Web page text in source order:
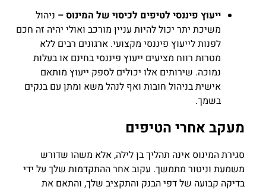
ייעוץ פיננסי לטיפים לכיסוי של המינוס – ניהול
משיכת יתר יכול להיות עניין מורכב ואולי יהיה זה חכם
לפנות לייעוץ פיננסי מקצועי. ארגונים רבים ללא
מטרות רווח מציעים ייעוץ פיננסי בחינם או בעלות
נמוכה. שירותים אלו יכולים לספק ייעוץ מותאם
אישית בניהול חובות ואף לנהל משא ומתן עם בנקים
בשמך.
מעקב אחרי הטיפים
סגירת המינוס אינה תהליך בן לילה, אלא משהו שדורש
משמעת וניטור מתמשך. עקוב אחר ההתקדמות שלך על ידי
בדיקה קבועה של דפי הבנק והתקציב שלך, והתאם את